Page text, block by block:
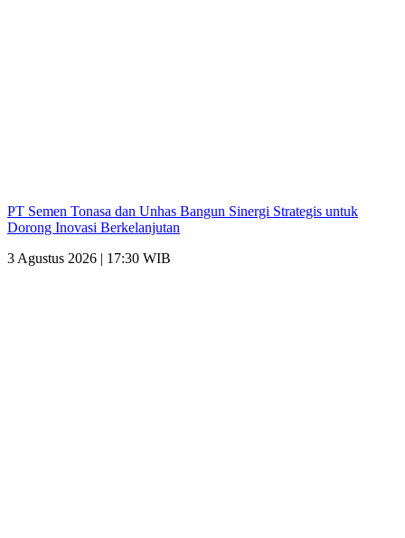
PT Semen Tonasa dan Unhas Bangun Sinergi Strategis untuk
Dorong Inovasi Berkelanjutan
3 Agustus 2026 | 17:30 WIB